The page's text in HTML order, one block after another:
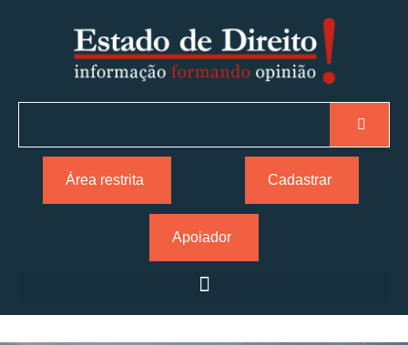
Área restrita Cadastrar
Apoiador